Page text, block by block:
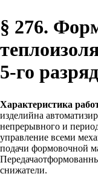
§ 276.
5-го
Характеристика
изделийна
непрерывного и
управление всеми
подачи формовочной
снижатели.